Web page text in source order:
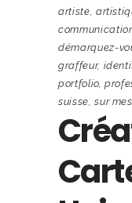
artiste,
démarquez-
graffeur,
portfolio,
suisse,sur